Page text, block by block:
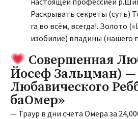
Раскрывать секреты (суть)
га во всём, всегда!. Золото
изобилие) впадины (нашего
Совершенная
Йосеф Зальцман) —
Любавического
баОмер»
— Траур в дни счета Омера за